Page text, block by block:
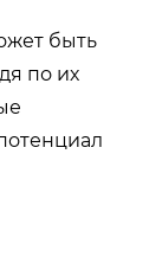
быть
по их